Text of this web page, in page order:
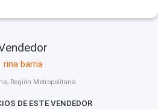
rina barria
Región Metropolitana
DE ESTE VENDEDOR